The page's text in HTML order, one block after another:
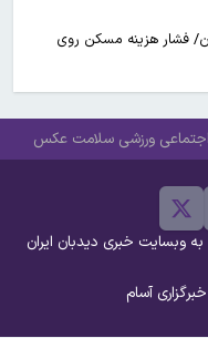
در تهران/ فشار هزینه مسکن روی
ورزشی سلامت عکس
وبسایت خبری دیدبان ایران
آسام